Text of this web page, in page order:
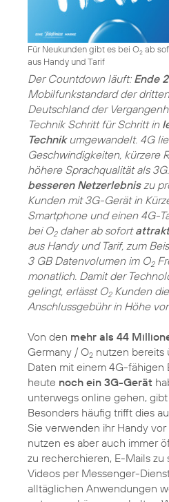
Für Neukunden gibt es bei O2 ab
aus Handy und Tarif
Der Countdown läuft: Ende
Mobilfunkstandard der
Deutschland der
Technik Schritt für Schritt in
Technikumgewandelt. 4G
Geschwindigkeiten, kürzere
höhere Sprachqualität als
besseren Netzerlebniszu
Kunden mit 3G-Gerät in
Smartphone und einen 4G-
bei O2daher ab sofort
aus Handy und Tarif, zum
3 GB Datenvolumen im O2
monatlich. Damit der
gelingt, erlässt O2Kunden
Anschlussgebühr in Höhe
Von den mehr als 44
Germany / O2 nutzen bereits
Daten mit einem 4G-fähigen
heute noch ein 3G-Gerät
unterwegs online gehen,
Besonders häufig trifft dies
Sie verwenden ihr Handy
nutzen es aber auch immer
zu recherchieren, E-Mails
Videos per Messenger-
alltäglichen Anwendungen